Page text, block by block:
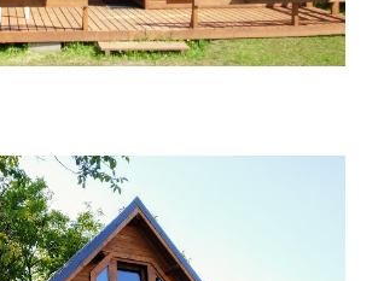
Dispozice: 64,75 m²
Podkroví: 27,92m²
Terasa: 14,2 m²
VÍCE INFORMACÍ